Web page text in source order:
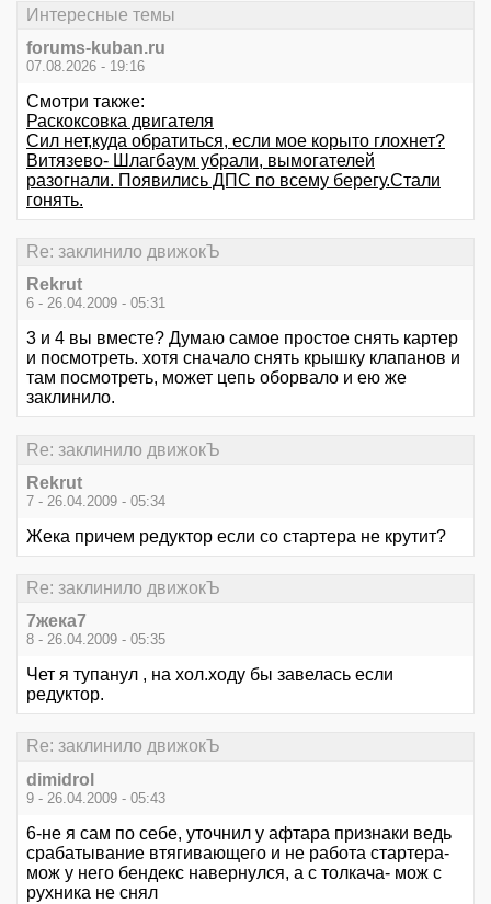
Интересные темы
forums-kuban.ru
07.08.2026 - 19:16
Смотри также:
Раскоксовка двигателя
Сил нет,куда обратиться, если мое корыто глохнет?
Витязево- Шлагбаум убрали, вымогателей
разогнали. Появились ДПС по всему берегу.Стали
гонять.
Re: заклинило движокЪ
Rekrut
6 - 26.04.2009 - 05:31
3 и 4 вы вместе? Думаю самое простое снять картер
и посмотреть. хотя сначало снять крышку клапанов и
там посмотреть, может цепь оборвало и ею же
заклинило.
Re: заклинило движокЪ
Rekrut
7 - 26.04.2009 - 05:34
Жека причем редуктор если со стартера не крутит?
Re: заклинило движокЪ
7жека7
8 - 26.04.2009 - 05:35
Чет я тупанул , на хол.ходу бы завелась если
редуктор.
Re: заклинило движокЪ
dimidrol
9 - 26.04.2009 - 05:43
6-не я сам по себе, уточнил у афтара признаки ведь
срабатывание втягивающего и не работа стартера-
мож у него бендекс навернулся, а с толкача- мож с
рухника не снял